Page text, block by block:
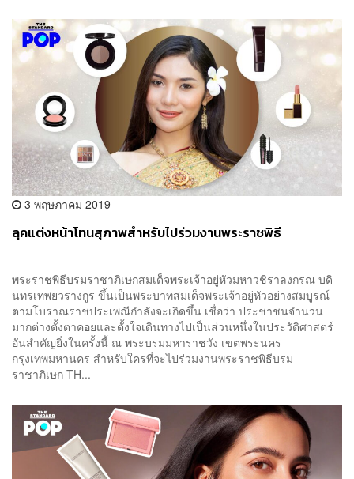
3 พฤษภาคม 2019
ลุคแต่งหน้าโทนสุภาพสำหรับไปร่วมงานพระราชพิธี
พระราชพิธีบรมราชาภิเษกสมเด็จพระเจ้าอยู่หัวมหาวชิราลงกรณ บดิ
นทรเทพยวรางกูร ขึ้นเป็นพระบาทสมเด็จพระเจ้าอยู่หัวอย่างสมบูรณ์
ตามโบราณราชประเพณีกำลังจะเกิดขึ้น เชื่อว่า ประชาชนจำนวน
มากต่างตั้งตาคอยและตั้งใจเดินทางไปเป็นส่วนหนึ่งในประวัติศาสตร์
อันสำคัญยิ่งในครั้งนี้ ณ พระบรมมหาราชวัง เขตพระนคร
กรุงเทพมหานคร สำหรับใครที่จะไปร่วมงานพระราชพิธีบรม
ราชาภิเษก TH...